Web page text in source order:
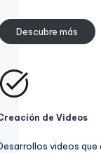
Descubre más
de Videos
videos que